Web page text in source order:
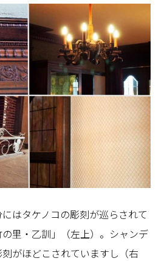
はタケノコの彫刻が巡らされて
里・乙訓」（左上）。シャンデ
がほどこされていますし（右